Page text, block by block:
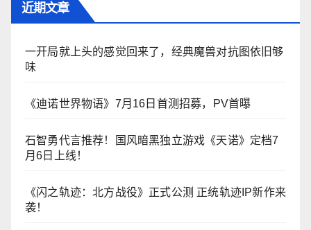
近期文章
一开局就上头的感觉回来了，经典魔兽对抗图依旧够
味
《迪诺世界物语》7月16日首测招募，PV首曝
石智勇代言推荐！国风暗黑独立游戏《天诺》定档7
月6日上线！
《闪之轨迹：北方战役》正式公测 正统轨迹IP新作来
袭！